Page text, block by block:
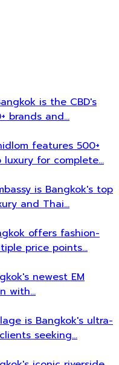
is the CBD's
brands and…
features 500+
for complete…
is Bangkok's top
and Thai…
offers fashion-
price points…
newest EM
with…
is Bangkok's ultra-
seeking…